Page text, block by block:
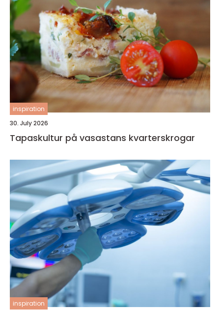
inspiration
30. July 2026
Tapaskultur på vasastans kvarterskrogar
inspiration